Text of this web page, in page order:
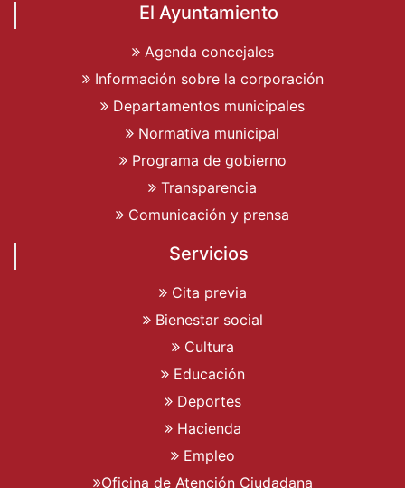
El Ayuntamiento
Agenda concejales
Información sobre la corporación
Departamentos municipales
Normativa municipal
Programa de gobierno
Transparencia
Comunicación y prensa
Servicios
Cita previa
Bienestar social
Cultura
Educación
Deportes
Hacienda
Empleo
Oficina de Atención Ciudadana